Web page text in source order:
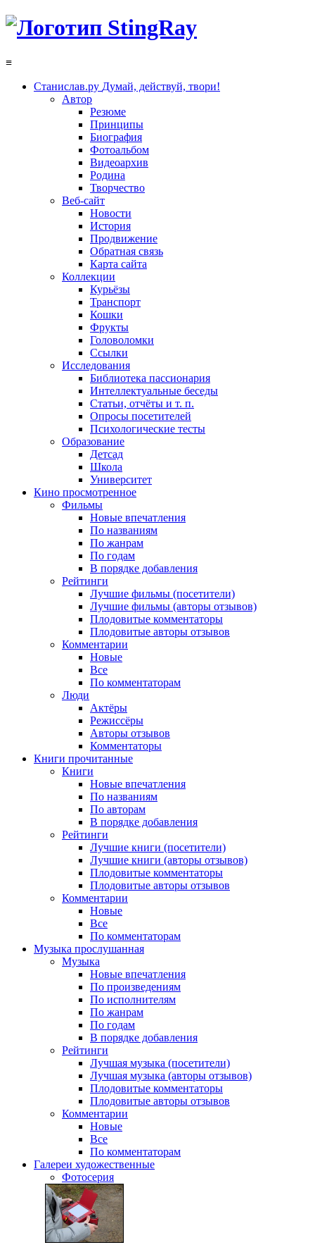
≡
Станислав.ру Думай, действуй, твори!
Автор
Резюме
Принципы
Биография
Фотоальбом
Видеоархив
Родина
Творчество
Веб-сайт
Новости
История
Продвижение
Обратная связь
Карта сайта
Коллекции
Курьёзы
Транспорт
Кошки
Фрукты
Головоломки
Ссылки
Исследования
Библиотека пассионария
Интеллектуальные беседы
Статьи, отчёты и т. п.
Опросы посетителей
Психологические тесты
Образование
Детсад
Школа
Университет
Кино просмотренное
Фильмы
Новые впечатления
По названиям
По жанрам
По годам
В порядке добавления
Рейтинги
Лучшие фильмы (посетители)
Лучшие фильмы (авторы отзывов)
Плодовитые комментаторы
Плодовитые авторы отзывов
Комментарии
Новые
Все
По комментаторам
Люди
Актёры
Режиссёры
Авторы отзывов
Комментаторы
Книги прочитанные
Книги
Новые впечатления
По названиям
По авторам
В порядке добавления
Рейтинги
Лучшие книги (посетители)
Лучшие книги (авторы отзывов)
Плодовитые комментаторы
Плодовитые авторы отзывов
Комментарии
Новые
Все
По комментаторам
Музыка прослушанная
Музыка
Новые впечатления
По произведениям
По исполнителям
По жанрам
По годам
В порядке добавления
Рейтинги
Лучшая музыка (посетители)
Лучшая музыка (авторы отзывов)
Плодовитые комментаторы
Плодовитые авторы отзывов
Комментарии
Новые
Все
По комментаторам
Галереи художественные
Фотосерия